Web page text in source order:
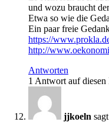
und wozu braucht
Etwa so wie die
Ein paar freie
https://
http://
Antworten
1 Antwort auf
jjkoeln